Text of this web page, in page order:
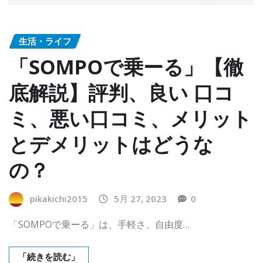
生活・ライフ
「SOMPOで乗ーる」【徹
底解説】評判、良い 口コ
ミ、悪い口コミ、メリット
とデメリットはどうな
の？
pikakichi2015 5月 27, 2023 0
「SOMPOで乗ーる」は、手軽さ、自由度…
「続きを読む」